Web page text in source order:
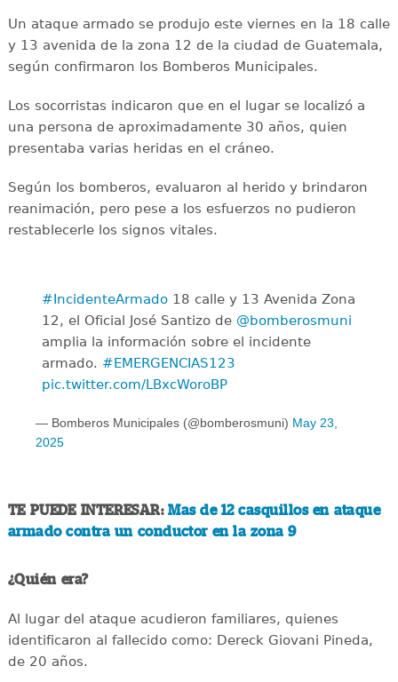
Un ataque armado se produjo este viernes en la 18 calle
y 13 avenida de la zona 12 de la ciudad de Guatemala,
según confirmaron los Bomberos Municipales.
Los socorristas indicaron que en el lugar se localizó a
una persona de aproximadamente 30 años, quien
presentaba varias heridas en el cráneo.
Según los bomberos, evaluaron al herido y brindaron
reanimación, pero pese a los esfuerzos no pudieron
restablecerle los signos vitales.
#IncidenteArmado 18 calle y 13 Avenida Zona
12, el Oficial José Santizo de @bomberosmuni
amplia la información sobre el incidente
armado. #EMERGENCIAS123
pic.twitter.com/LBxcWoroBP
— Bomberos Municipales (@bomberosmuni) May 23,
2025
TE PUEDE INTERESAR:Mas de 12 casquillos en ataque
armado contra un conductor en la zona 9
¿Quién era?
Al lugar del ataque acudieron familiares, quienes
identificaron al fallecido como: Dereck Giovani Pineda,
de 20 años.